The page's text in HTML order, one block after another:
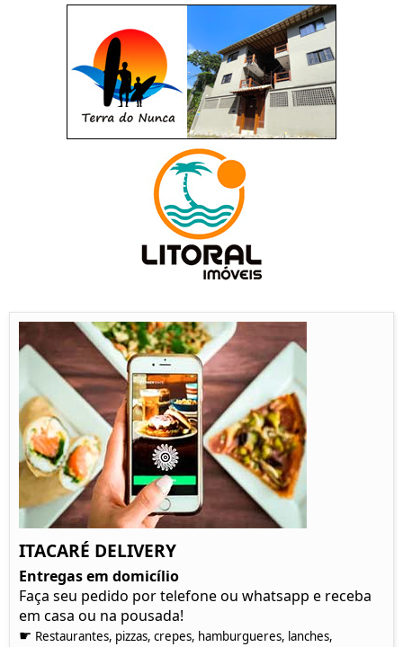
ITACARÉ DELIVERY
Entregas em domicílio
Faça seu pedido por telefone ou whatsapp e receba
em casa ou na pousada!
☛ Restaurantes, pizzas, crepes, hamburgueres, lanches,